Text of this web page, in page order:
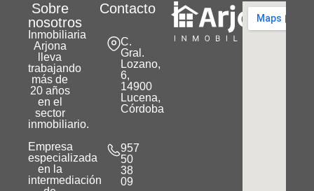
Sobre
nosotros
Inmobiliaria
Arjona
lleva
trabajando
más de
20 años
en el
sector
inmobiliario.
Empresa
especializada
en la
intermediación
Contacto
C.
Gral.
Lozano,
6,
14900
Lucena,
Córdoba
957
50
38
09